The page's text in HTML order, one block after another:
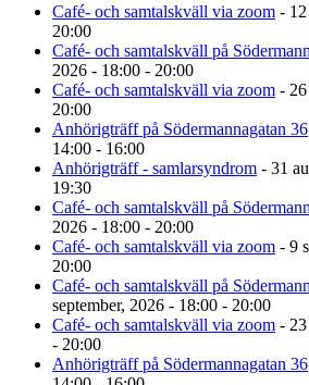
Café- och samtalskväll via zoom -
20:00
Café- och samtalskväll på
2026 - 18:00 - 20:00
Café- och samtalskväll via zoom -
20:00
Anhörigträff på Södermannagatan 36
14:00 - 16:00
Anhörigträff - samlarsyndrom - 31
19:30
Café- och samtalskväll på
2026 - 18:00 - 20:00
Café- och samtalskväll via zoom - 9
20:00
Café- och samtalskväll på
september, 2026 - 18:00 - 20:00
Café- och samtalskväll via zoom -
- 20:00
Anhörigträff på Södermannagatan 36